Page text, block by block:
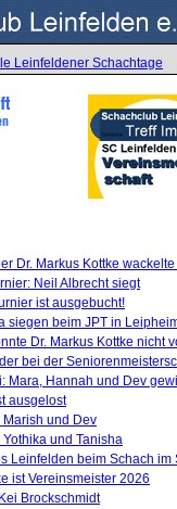
Leinfeldener Schachtage
Dr. Markus Kottke
Neil Albrecht siegt
ist ausgebucht!
siegen beim JPT in
Dr. Markus Kottke nicht
bei der
Mara, Hannah und Dev
ausgelost
und Dev
und Tanisha
Leinfelden beim Schach
ist Vereinsmeister 2026
Brockschmidt